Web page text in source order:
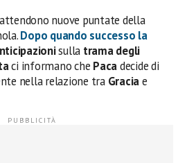
nuove puntate della
Dopo quando successo la
sulla trama degli
ci informano che Pacadecide di
nella relazione tra Graciae